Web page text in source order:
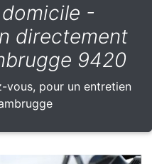
-
directement
9420
vous, pour un entretien